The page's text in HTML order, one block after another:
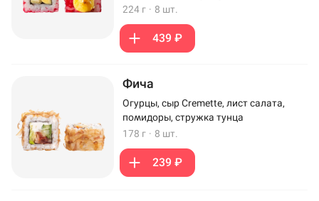
224 г · 8 шт.
439 ₽
Фича
Огурцы, сыр Cremette, лист салата,
помидоры, стружка тунца
178 г · 8 шт.
239 ₽